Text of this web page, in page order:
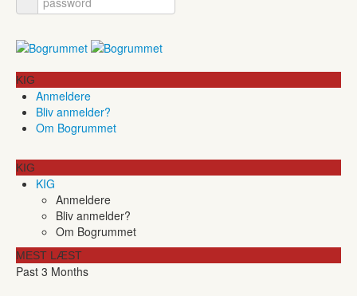
KIG
Anmeldere
Bliv anmelder?
Om Bogrummet
KIG
KIG
Anmeldere
Bliv anmelder?
Om Bogrummet
MEST LÆST
Past 3 Months